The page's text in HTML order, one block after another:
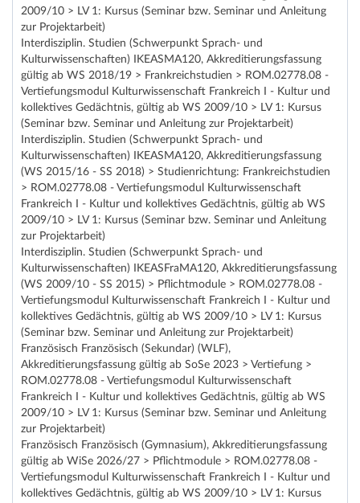
2009/10 > LV 1: Kursus (Seminar bzw. Seminar und Anleitung
zur Projektarbeit)
Interdisziplin. Studien (Schwerpunkt Sprach- und
Kulturwissenschaften) IKEASMA120, Akkreditierungsfassung
gültig ab WS 2018/19 > Frankreichstudien > ROM.02778.08 -
Vertiefungsmodul Kulturwissenschaft Frankreich I - Kultur und
kollektives Gedächtnis, gültig ab WS 2009/10 > LV 1: Kursus
(Seminar bzw. Seminar und Anleitung zur Projektarbeit)
Interdisziplin. Studien (Schwerpunkt Sprach- und
Kulturwissenschaften) IKEASMA120, Akkreditierungsfassung
(WS 2015/16 - SS 2018) > Studienrichtung: Frankreichstudien
> ROM.02778.08 - Vertiefungsmodul Kulturwissenschaft
Frankreich I - Kultur und kollektives Gedächtnis, gültig ab WS
2009/10 > LV 1: Kursus (Seminar bzw. Seminar und Anleitung
zur Projektarbeit)
Interdisziplin. Studien (Schwerpunkt Sprach- und
Kulturwissenschaften) IKEASFraMA120, Akkreditierungsfassung
(WS 2009/10 - SS 2015) > Pflichtmodule > ROM.02778.08 -
Vertiefungsmodul Kulturwissenschaft Frankreich I - Kultur und
kollektives Gedächtnis, gültig ab WS 2009/10 > LV 1: Kursus
(Seminar bzw. Seminar und Anleitung zur Projektarbeit)
Französisch Französisch (Sekundar) (WLF),
Akkreditierungsfassung gültig ab SoSe 2023 > Vertiefung >
ROM.02778.08 - Vertiefungsmodul Kulturwissenschaft
Frankreich I - Kultur und kollektives Gedächtnis, gültig ab WS
2009/10 > LV 1: Kursus (Seminar bzw. Seminar und Anleitung
zur Projektarbeit)
Französisch Französisch (Gymnasium), Akkreditierungsfassung
gültig ab WiSe 2026/27 > Pflichtmodule > ROM.02778.08 -
Vertiefungsmodul Kulturwissenschaft Frankreich I - Kultur und
kollektives Gedächtnis, gültig ab WS 2009/10 > LV 1: Kursus